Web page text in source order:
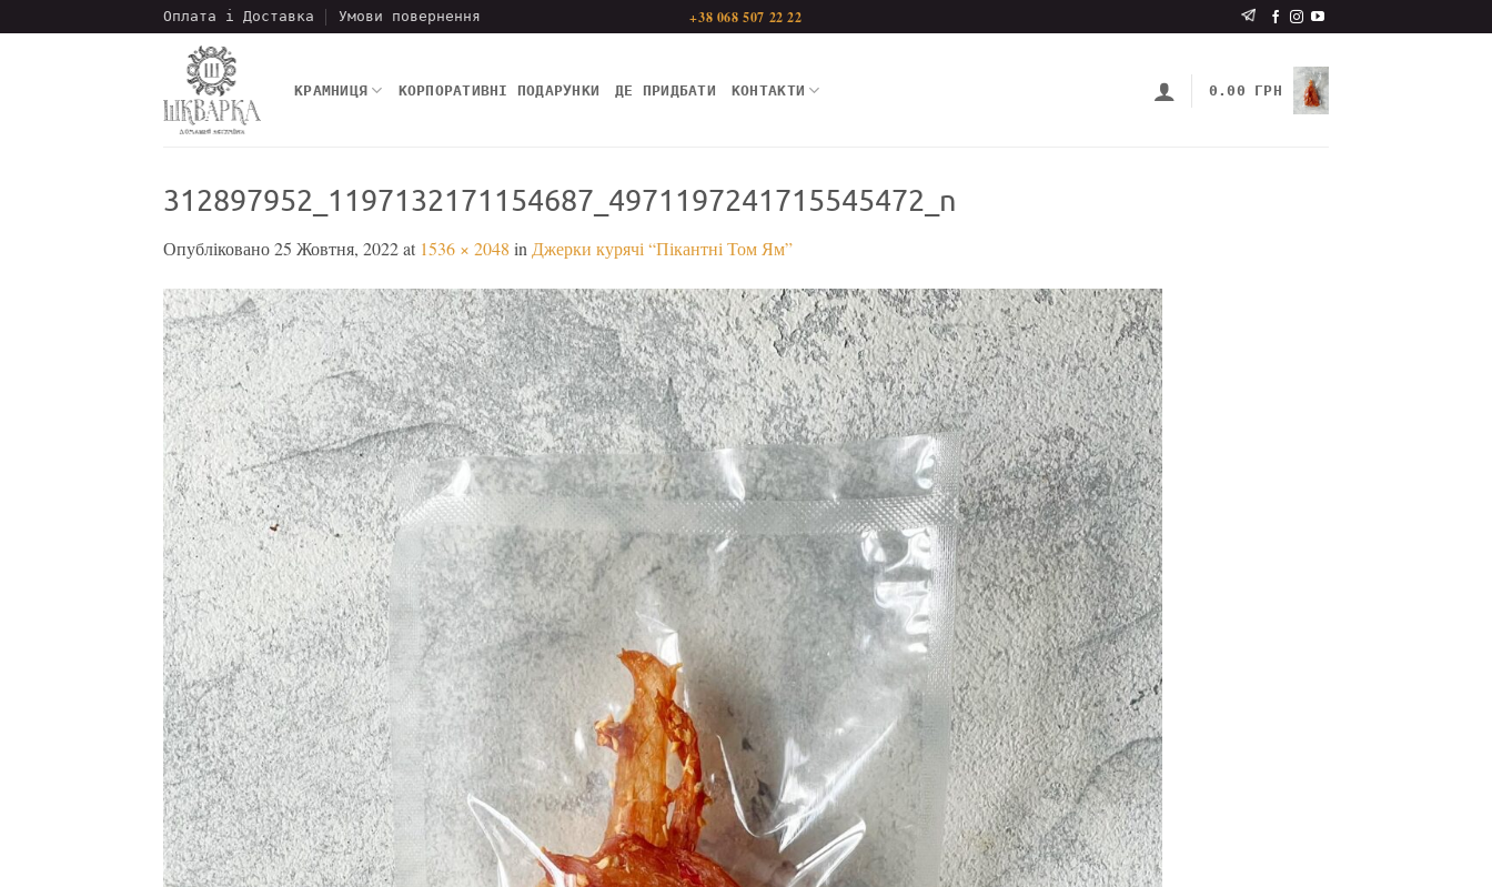
Оплата і Доставка Умови повернення +38 068 507 22 22
КРАМНИЦЯ КОРПОРАТИВНІ ПОДАРУНКИ ДЕ ПРИДБАТИ КОНТАКТИ 0.00 ГРН
312897952_1197132171154687_4971197241715545472_n
Опубліковано25 Жовтня, 2022at 1536 × 2048 in Джерки курячі “Пікантні Том Ям”